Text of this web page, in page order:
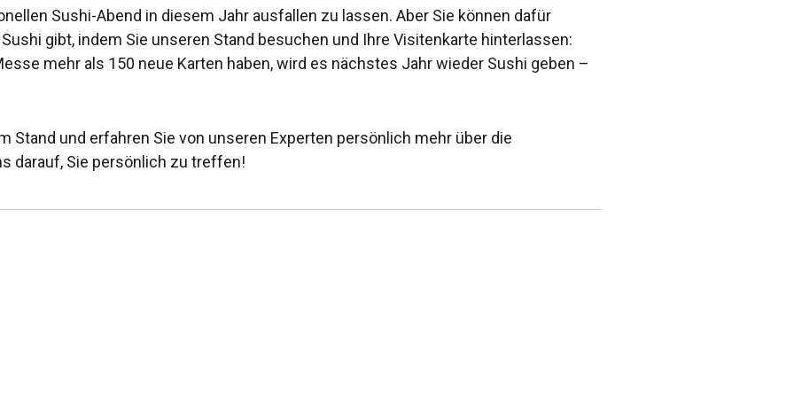
Sushi-Abend in diesem Jahr ausfallen zu lassen. Aber Sie können dafür
gibt, indem Sie unseren Stand besuchen und Ihre Visitenkarte hinterlassen:
mehr als 150 neue Karten haben, wird es nächstes Jahr wieder Sushi geben –
Stand und erfahren Sie von unseren Experten persönlich mehr über die
darauf, Sie persönlich zu treffen!